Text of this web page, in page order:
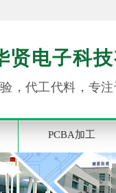
贤电子科
，代工代料，专
PCBA加工